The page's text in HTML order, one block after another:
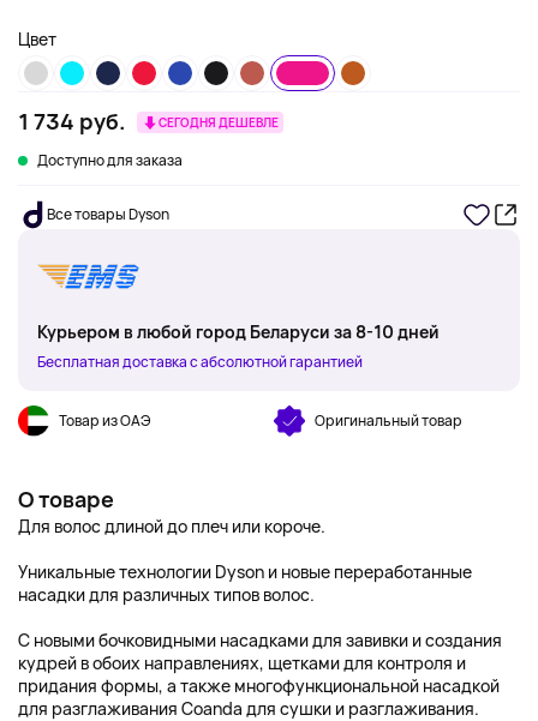
Цвет
1 734 руб. СЕГОДНЯ ДЕШЕВЛЕ
Доступно для заказа
Все товары Dyson
Курьером в любой город Беларуси за 8-10 дней
Бесплатная доставка с абсолютной гарантией
Товар из ОАЭ Оригинальный товар
О товаре
Для волос длиной до плеч или короче.
Уникальные технологии Dyson и новые переработанные
насадки для различных типов волос.
С новыми бочковидными насадками для завивки и создания
кудрей в обоих направлениях, щетками для контроля и
придания формы, а также многофункциональной насадкой
для разглаживания Coanda для сушки и разглаживания.